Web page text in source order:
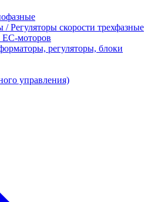
/ Регуляторы скорости трехфазные
ЕС-моторов
регуляторы, блоки
управления)